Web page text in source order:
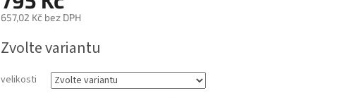
657,02 Kč bez DPH
cena:
Zvolte variantu
velikosti